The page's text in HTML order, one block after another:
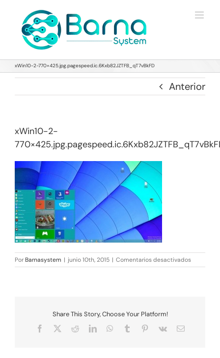
contenido
xWin10-2-770×425.jpg.pagespeed.ic.6Kxb82JZTFB_qT7vBkFD
Anterior
xWin10-2-
Por Barnasystem | junio 10th, 2015 | Comentarios desactivadosen
xWin10-
Share This Story, Choose Your Platform!
Facebook RedditLinkedInWhatsApp
Tumblr Pinterest
Vk
Correo